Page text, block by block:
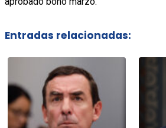
Entradas relacionadas: